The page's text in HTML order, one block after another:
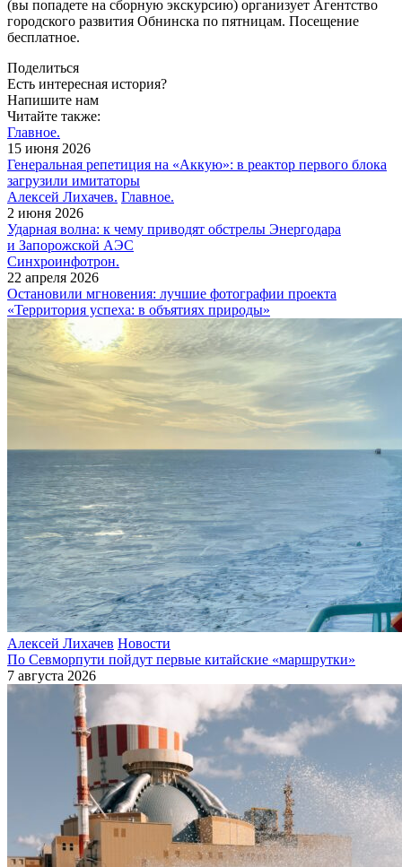
(вы попадете на сборную экскурсию) организует Агентство
городского развития Обнинска по пятницам. Посещение
бесплатное.
Поделиться
Есть интересная история?
Напишите нам
Читайте также:
Главное.
15 июня 2026
Генеральная репетиция на «Аккую»: в реактор первого блока
загрузили имитаторы
Алексей Лихачев. Главное.
2 июня 2026
Ударная волна: к чему приводят обстрелы Энергодара
и Запорожской АЭС
Синхроинфотрон.
22 апреля 2026
Остановили мгновения: лучшие фотографии проекта
«Территория успеха: в объятиях природы»
Алексей Лихачев Новости
По Севморпути пойдут первые китайские «маршрутки»
7 августа 2026